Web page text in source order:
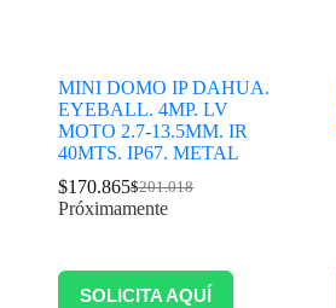
MINI DOMO IP DAHUA.
EYEBALL. 4MP. LV
MOTO 2.7-13.5MM. IR
40MTS. IP67. METAL
$201.018
$170.865
Próximamente
SOLICITA AQUÍ